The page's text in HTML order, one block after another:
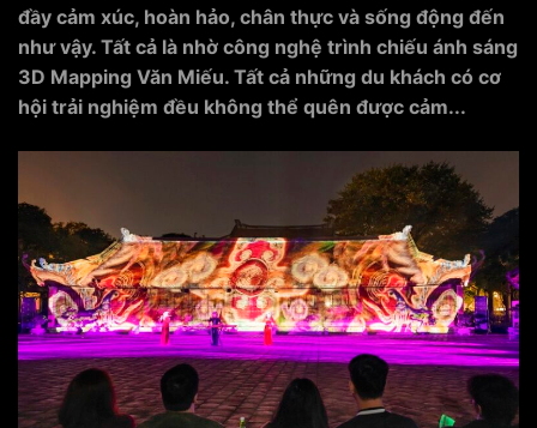
đầy cảm xúc, hoàn hảo, chân thực và sống động đến
như vậy. Tất cả là nhờ công nghệ trình chiếu ánh sáng
3D Mapping Văn Miếu. Tất cả những du khách có cơ
hội trải nghiệm đều không thể quên được cảm...